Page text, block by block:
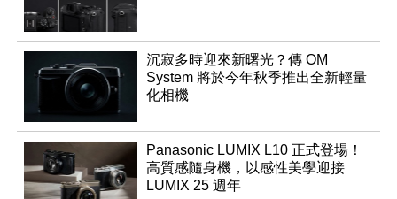
沉寂多時迎來新曙光？傳 OM
System 將於今年秋季推出全新輕量
化相機
Panasonic LUMIX L10 正式登場！
高質感隨身機，以感性美學迎接
LUMIX 25 週年